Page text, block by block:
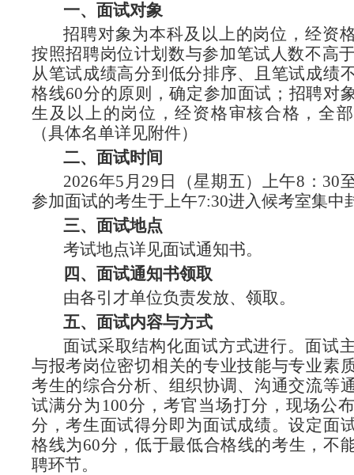
一、面试对象
招聘对象为本科及以上的岗位，经资
按照招聘岗位计划数与参加笔试人数不高
从笔试成绩高分到低分排序、且笔试成绩
格线60分的原则，确定参加面试；招聘对
生及以上的岗位，经资格审核合格，全
（具体名单详见附件）
二、面试时间
2026年5月29日（星期五）上午8：30
参加面试的考生于上午7:30进入候考室集中
三、面试地点
考试地点详见面试通知书。
四、面试通知书领取
由各引才单位负责发放、领取。
五、面试内容与方式
面试采取结构化面试方式进行。面试
与报考岗位密切相关的专业技能与专业素
考生的综合分析、组织协调、沟通交流等
试满分为100分，考官当场打分，现场公
分，考生面试得分即为面试成绩。设定面
格线为60分，低于最低合格线的考生，不
聘环节。